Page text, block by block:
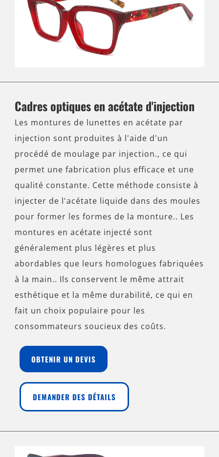
Cadres optiques en acétate d'injection
Les montures de lunettes en acétate par
injection sont produites à l'aide d'un
procédé de moulage par injection., ce qui
permet une fabrication plus efficace et une
qualité constante. Cette méthode consiste à
injecter de l'acétate liquide dans des moules
pour former les formes de la monture.. Les
montures en acétate injecté sont
généralement plus légères et plus
abordables que leurs homologues fabriquées
à la main.. Ils conservent le même attrait
esthétique et la même durabilité, ce qui en
fait un choix populaire pour les
consommateurs soucieux des coûts.
OBTENIR UN DEVIS
DEMANDER DES DÉTAILS